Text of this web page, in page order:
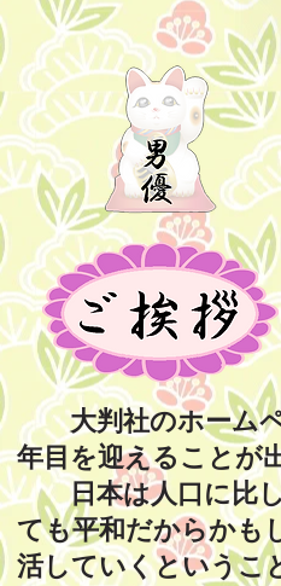
大判社のホームペ
年目を迎えることが
日本は人口に比し
ても平和だからかも
活していくというこ